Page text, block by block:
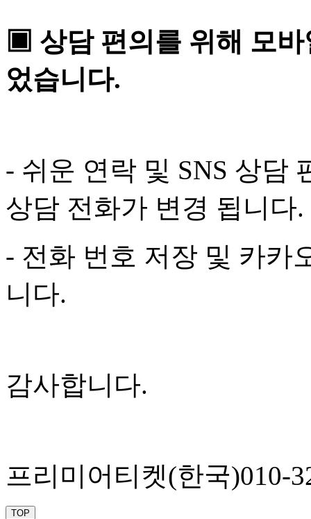
▣ 상담 편의를 위해 모
었습니다.
- 쉬운 연락 및 SNS 상담
상담 전화가 변경 됩니다.​
- 전화 번호 저장 및 카카
니다.
감사합니다.
프리미어티켓(한국)010-
TOP